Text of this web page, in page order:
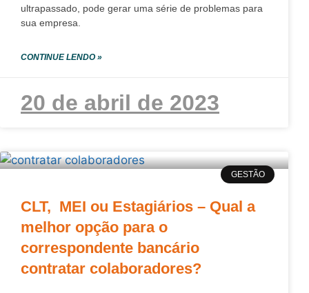
ultrapassado, pode gerar uma série de problemas para
sua empresa.
CONTINUE LENDO »
20 de abril de 2023
GESTÃO
CLT, MEI ou Estagiários – Qual a
melhor opção para o
correspondente bancário
contratar colaboradores?